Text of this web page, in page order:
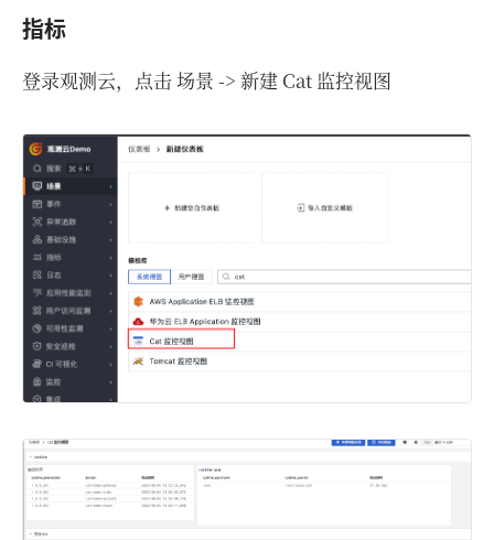
指标
登录观测云，点击 场景 -> 新建 Cat 监控视图